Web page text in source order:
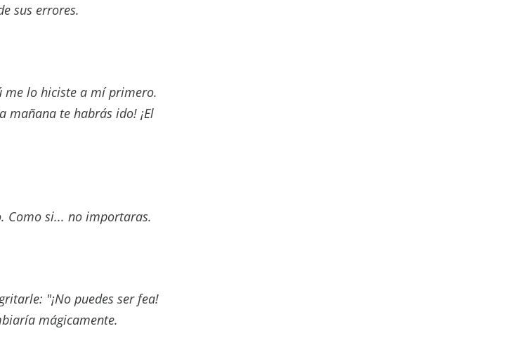
sus errores.
me lo hiciste a mí primero.
mañana te habrás ido! ¡El
Como si... no importaras.
"¡No puedes ser fea!
mágicamente.